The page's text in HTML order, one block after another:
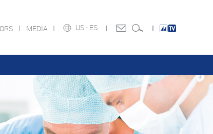
US - ES
MEDIA